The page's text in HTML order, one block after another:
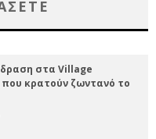
στα Village
που κρατούν ζωντανό το